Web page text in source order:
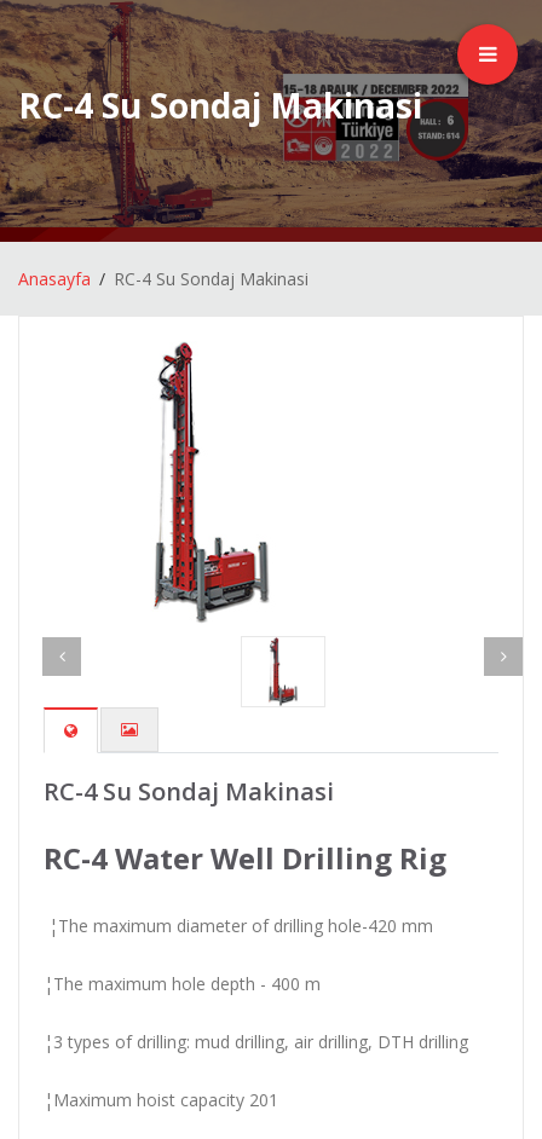
RC-4 Su Sondaj Makinasi
Anasayfa RC-4 Su Sondaj Makinasi
RC-4 Su Sondaj Makinasi
RC-4 Water Well Drilling Rig
¦The maximum diameter of drilling hole-420 mm
¦The maximum hole depth - 400 m
¦3 types of drilling: mud drilling, air drilling, DTH drilling
¦Maximum hoist capacity 201